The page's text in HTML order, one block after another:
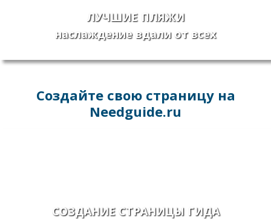
ЛУЧШИЕ ПЛЯЖИ
наслаждение вдали от всех
Создайте свою страницу на
Needguide.ru
СОЗДАНИЕ СТРАНИЦЫ ГИДА